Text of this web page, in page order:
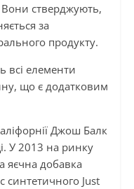
стверджують,
за
продукту.
всі елементи
що є додатковим
Джош Балк
У 2013 на ринку
яєчна добавка
синтетичного Just